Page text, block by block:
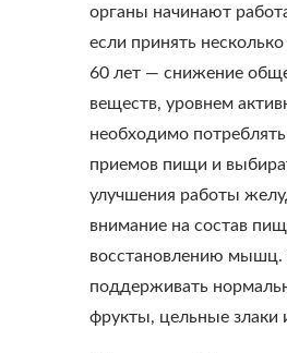
органы начинают
если принять
60 лет — снижение
веществ, уровнем
необходимо
приемов пищи и
улучшения работы
внимание на состав
восстановлению мышц.
поддерживать
фрукты, цельные злаки